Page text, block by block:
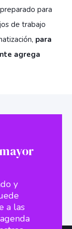
para
de trabajo
para
agrega
y
a las